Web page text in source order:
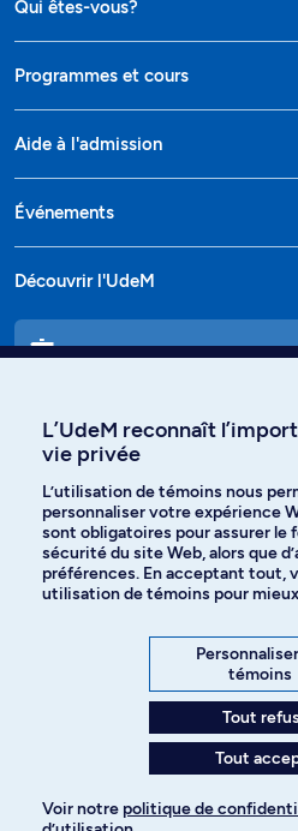
Pour ajouter à
Programmes et cours
Aide à l'admission
Événements
Découvrir l'UdeM
Langues
Facebook
Politique de confidentialité
Paramètres des témoins
L’utilisation de témoins nous
personnaliser votre expérience
sécurité du site Web, alors que
préférences. En acceptant tout,
utilisation de témoins pour mieux
Tout
Tout
politique de